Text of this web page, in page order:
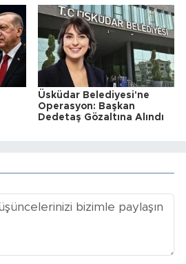
Üsküdar Belediyesi'ne
Operasyon: Başkan
Dedetaş Gözaltına Alındı